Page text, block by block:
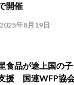
開催
2025年8月19日
食品が途上国の
援 国連WFP協